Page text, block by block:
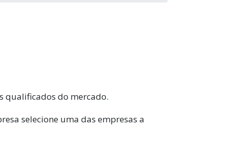
qualificados do mercado.
selecione uma das empresas a